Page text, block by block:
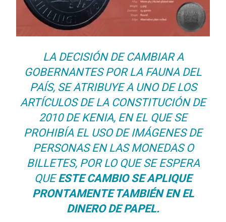
LA DECISIÓN DE CAMBIAR A
GOBERNANTES POR LA FAUNA DEL
PAÍS, SE ATRIBUYE A UNO DE LOS
ARTÍCULOS DE LA CONSTITUCIÓN DE
2010 DE KENIA, EN EL QUE SE
PROHIBÍA EL USO DE IMÁGENES DE
PERSONAS EN LAS MONEDAS O
BILLETES, POR LO QUE SE ESPERA
QUEESTE CAMBIO SE APLIQUE
PRONTAMENTE TAMBIÉN EN EL
DINERO DE PAPEL.